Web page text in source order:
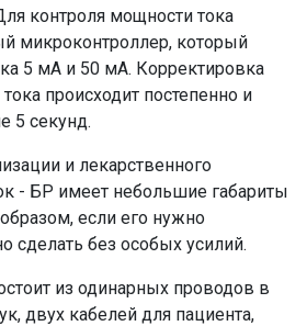
контроля мощности тока
микроконтроллер, который
5 мА и 50 мА. Корректировка
происходит постепенно и
5 секунд.
и лекарственного
- БР имеет небольшие габариты
если его нужно
сделать без особых усилий.
из одинарных проводов в
двух кабелей для пациента,